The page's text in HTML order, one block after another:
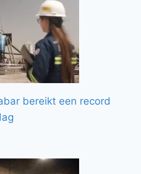
bereikt een record